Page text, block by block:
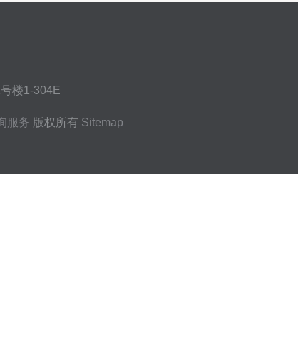
楼1-304E
服务 版权所有 Sitemap